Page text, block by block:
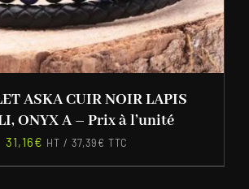
ASKA CUIR NOIR LAPIS
ONYX A – Prix à l’unité
31,16€ HT / 37,39€ TTC